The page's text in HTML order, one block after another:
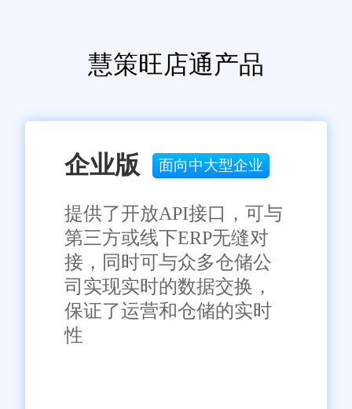
慧策旺店通产品
企业版 面向中大型企业
提供了开放API接口，可与
第三方或线下ERP无缝对
接，同时可与众多仓储公
司实现实时的数据交换，
保证了运营和仓储的实时
性